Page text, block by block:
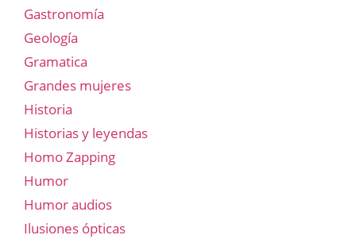
Gastronomía
Geología
Gramatica
Grandes mujeres
Historia
Historias y leyendas
Homo Zapping
Humor
Humor audios
Ilusiones ópticas